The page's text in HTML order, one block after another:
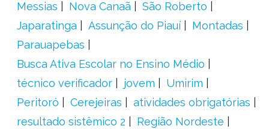
Messias Nova Canaã
São Roberto
Japaratinga
Assunção do Piauí
Montadas
Parauapebas
Busca Ativa Escolar no Ensino Médio
técnico verificador
jovem
Umirim
Peritoró
Cerejeiras
atividades obrigatórias
resultado sistêmico 2
Região Nordeste